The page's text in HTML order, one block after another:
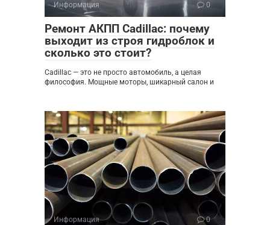
Информация 0
Ремонт АКПП Cadillac: почему
выходит из строя гидроблок и
сколько это стоит?
Cadillac — это не просто автомобиль, а целая
философия. Мощные моторы, шикарный салон и
Информация 0